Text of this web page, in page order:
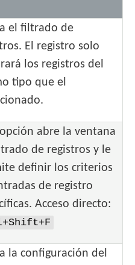
el filtrado de
El registro solo
los registros del
tipo que el
abre la ventana
de registros y le
definir los criterios
de registro
Acceso directo:
la configuración del